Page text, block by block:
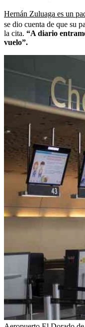
Hernán Zuluaga es un
se dio cuenta de que su
la cita. “A diario
vuelo”.